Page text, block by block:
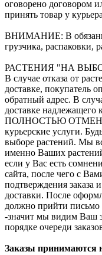
оговорено договором
принять товар у
ВНИМАНИЕ: В
грузчика, распаковки,
РАСТЕНИЯ "НА
В случае отказа от
доставке, покупатель
обратный адрес. В
доставке надлежащего
ПОЛНОСТЬЮ
курьерские услуги.
выборе растений. Мы
именно Ваших
если у Вас есть
сайта, после чего с
подтверждения заказа
доставки. После
должно прийти письмо
-значит мы видим Ваш
порядке очереди
Заказы принимаются